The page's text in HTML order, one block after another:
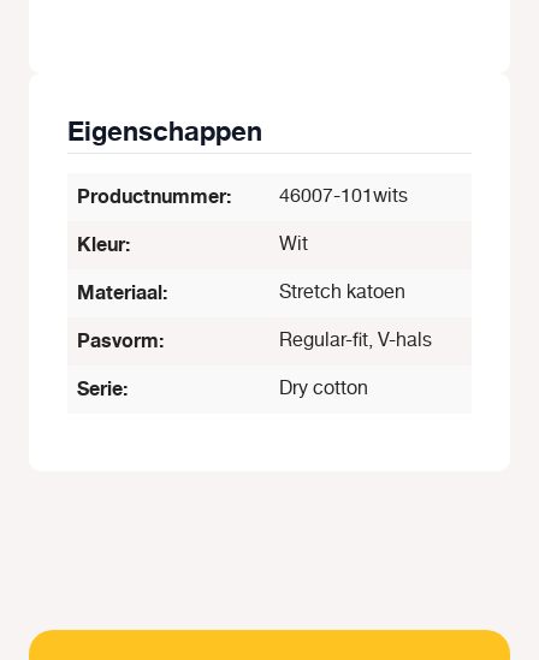
Eigenschappen
Productnummer: 46007-101wits
Kleur: Wit
Materiaal: Stretch katoen
Pasvorm: Regular-fit, V-hals
Serie: Dry cotton